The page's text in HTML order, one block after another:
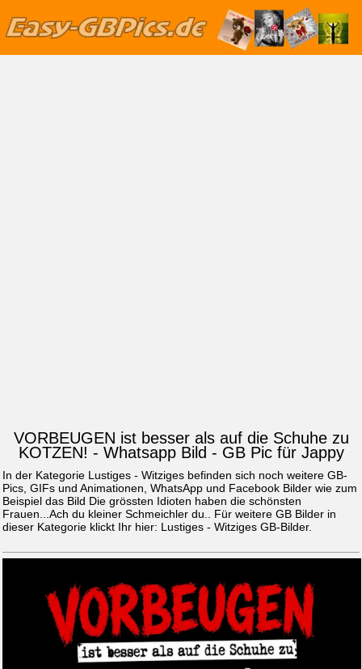
VORBEUGEN ist besser als auf die Schuhe zu
KOTZEN! - Whatsapp Bild - GB Pic für Jappy
In der Kategorie Lustiges - Witziges befinden sich noch weitere GB-
Pics, GIFs und Animationen, WhatsApp und Facebook Bilder wie zum
Beispiel das Bild Die grössten Idioten haben die schönsten
Frauen...Ach du kleiner Schmeichler du.. Für weitere GB Bilder in
dieser Kategorie klickt Ihr hier: Lustiges - Witziges GB-Bilder.